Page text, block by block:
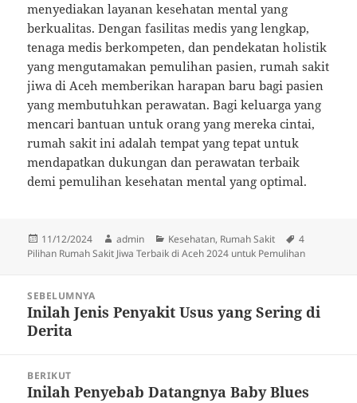
menyediakan layanan kesehatan mental yang
berkualitas. Dengan fasilitas medis yang lengkap,
tenaga medis berkompeten, dan pendekatan holistik
yang mengutamakan pemulihan pasien, rumah sakit
jiwa di Aceh memberikan harapan baru bagi pasien
yang membutuhkan perawatan. Bagi keluarga yang
mencari bantuan untuk orang yang mereka cintai,
rumah sakit ini adalah tempat yang tepat untuk
mendapatkan dukungan dan perawatan terbaik
demi pemulihan kesehatan mental yang optimal.
Diposkan
pada
11/12/2024 Penulis
admin Kategori
Kesehatan, Rumah Sakit Tag
4
Pilihan Rumah Sakit Jiwa Terbaik di Aceh 2024 untuk Pemulihan
SEBELUMNYA
Pos
sebelumnya:
Inilah Jenis Penyakit Usus yang Sering di
Derita
BERIKUT
Pos
Inilah Penyebab Datangnya Baby Blues